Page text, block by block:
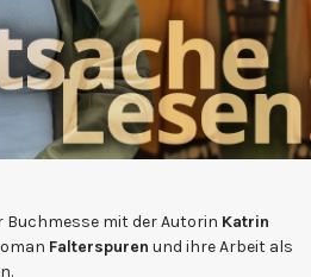
Buchmesse mit der Autorin Katrin
Falterspuren und ihre Arbeit als